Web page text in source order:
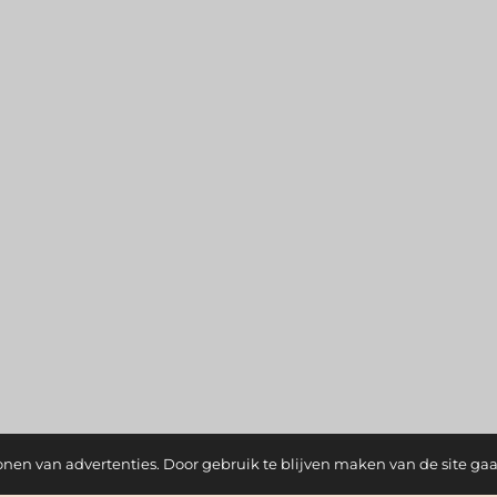
van advertenties. Door gebruik te blijven maken van de site